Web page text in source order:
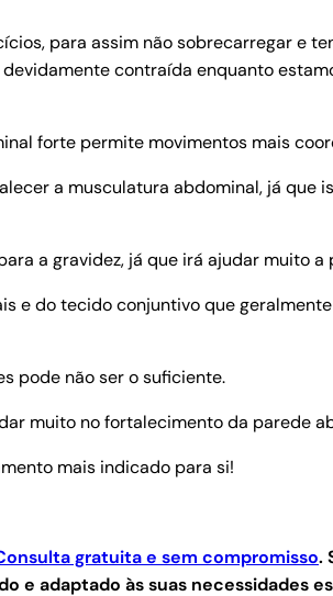
para assim não sobrecarregar e
contraída enquanto
forte permite movimentos mais
a musculatura abdominal, já que
a gravidez, já que irá ajudar muito a
e do tecido conjuntivo que
pode não ser o suficiente.
muito no fortalecimento da parede
mais indicado para si!
gratuita e sem compromisso.
e adaptado às suas necessidades